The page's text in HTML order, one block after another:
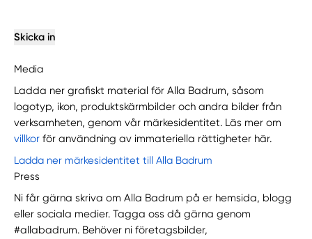
Skicka in
Media
Ladda ner grafiskt material för Alla Badrum, såsom
logotyp, ikon, produktskärmbilder och andra bilder från
verksamheten, genom vår märkesidentitet. Läs mer om
villkor för användning av immateriella rättigheter här.
Ladda ner märkesidentitet till Alla Badrum
Press
Ni får gärna skriva om Alla Badrum på er hemsida, blogg
eller sociala medier. Tagga oss då gärna genom
#allabadrum. Behöver ni företagsbilder,